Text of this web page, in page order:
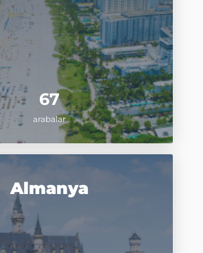
67
arabalar
Almanya